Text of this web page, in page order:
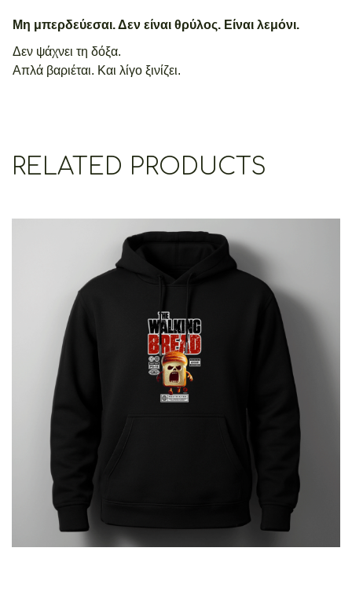
Μη μπερδεύεσαι. Δεν είναι θρύλος. Είναι λεμόνι.
Δεν ψάχνει τη δόξα.
Απλά βαριέται. Και λίγο ξινίζει.
RELATED PRODUCTS
The Walking Bread
€29.00